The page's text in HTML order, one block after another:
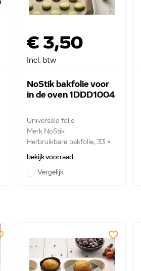
€ 3,50
Incl. btw
NoStik bakfolie voor
in de oven 1DDD1004
Universele folie
Merk NoStik
Herbruikbare bakfolie, 33 x
4...
bekijk voorraad
Vergelijk